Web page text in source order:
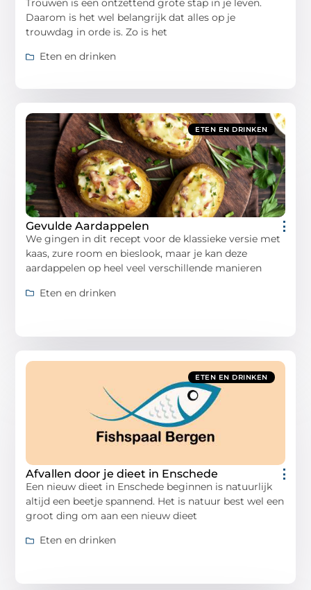
Trouwen is een ontzettend grote stap in je leven.
Daarom is het wel belangrijk dat alles op je
trouwdag in orde is. Zo is het
Eten en drinken
ETEN EN DRINKEN
Gevulde Aardappelen
We gingen in dit recept voor de klassieke versie met
kaas, zure room en bieslook, maar je kan deze
aardappelen op heel veel verschillende manieren
Eten en drinken
ETEN EN DRINKEN
Afvallen door je dieet in Enschede
Een nieuw dieet in Enschede beginnen is natuurlijk
altijd een beetje spannend. Het is natuur best wel een
groot ding om aan een nieuw dieet
Eten en drinken